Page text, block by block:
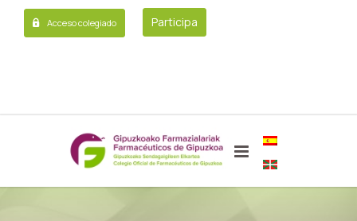
Acceso colegiado Participa